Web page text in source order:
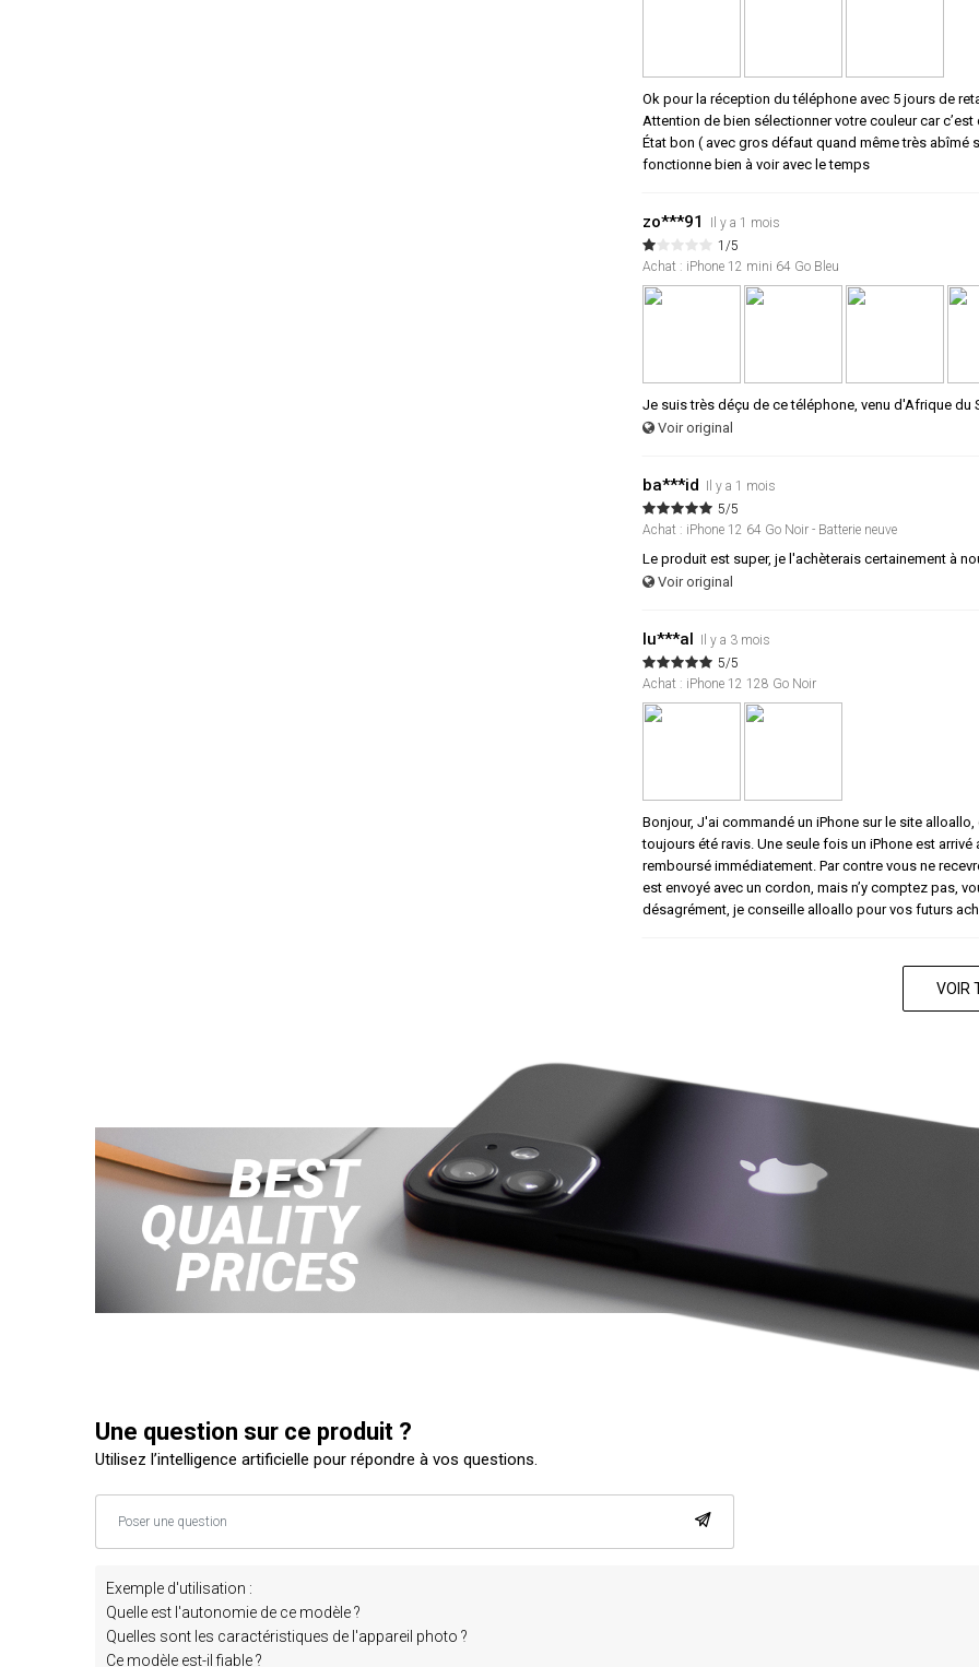
Ok pour la réception du téléphone avec 5 jours de
Attention de bien sélectionner votre couleur car
État bon ( avec gros défaut quand même très abîmé
fonctionne bien à voir avec le temps
zo***91
Il y a 1 mois
1/5
Achat : iPhone 12 mini 64 Go Bleu
Je suis très déçu de ce téléphone, venu d'Afrique du
Voir original
ba***id Il y a 1 mois
5/5
Achat : iPhone 12 64 Go Noir - Batterie neuve
Le produit est super, je l'achèterais certainement à
Voir original
lu***al Il y a 3 mois
5/5
Achat : iPhone 12 128 Go Noir
Bonjour, J'ai commandé un iPhone sur le site
toujours été ravis. Une seule fois un iPhone est arrivé
remboursé immédiatement. Par contre vous ne
est envoyé avec un cordon, mais n’y comptez pas,
désagrément, je conseille alloallo pour vos futurs
VOIR
Une question sur ce produit ?
Utilisez l’intelligence artificielle pour répondre à vos questions.
Exemple d'utilisation :
Quelle est l'autonomie de ce modèle ?
Quelles sont les caractéristiques de l'appareil photo ?
Ce modèle est-il fiable ?